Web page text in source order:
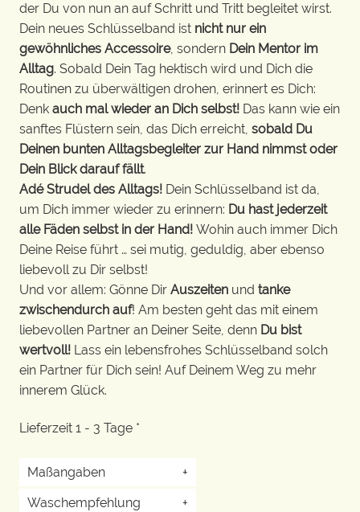
der Du von nun an auf Schritt und Tritt begleitet wirst.
Dein neues Schlüsselband ist nicht nur ein
gewöhnliches Accessoire, sondern Dein Mentor im
Alltag. Sobald Dein Tag hektisch wird und Dich die
Routinen zu überwältigen drohen, erinnert es Dich:
Denk auch mal wieder an Dich selbst! Das kann wie ein
sanftes Flüstern sein, das Dich erreicht, sobald Du
Deinen bunten Alltagsbegleiter zur Hand nimmst oder
Dein Blick darauf fällt.
Adé Strudel des Alltags! Dein Schlüsselband ist da,
um Dich immer wieder zu erinnern: Du hast jederzeit
alle Fäden selbst in der Hand! Wohin auch immer Dich
Deine Reise führt … sei mutig, geduldig, aber ebenso
liebevoll zu Dir selbst!
Und vor allem: Gönne Dir Auszeiten und tanke
zwischendurch auf! Am besten geht das mit einem
liebevollen Partner an Deiner Seite, denn Du bist
wertvoll! Lass ein lebensfrohes Schlüsselband solch
ein Partner für Dich sein! Auf Deinem Weg zu mehr
innerem Glück.
Lieferzeit 1 - 3 Tage *
Maßangaben
+
Waschempfehlung
+